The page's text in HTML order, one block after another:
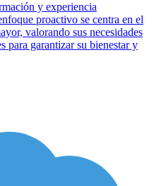
y experiencia
proactivo se centra en el
valorando sus necesidades
para garantizar su bienestar y